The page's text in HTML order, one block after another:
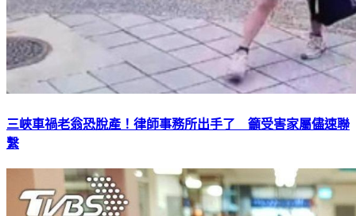
三峽車禍老翁恐脫產！律師事務所出手了 籲受害家屬儘速聯
繫